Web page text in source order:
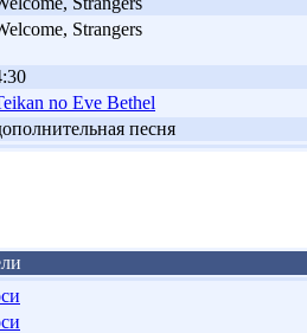
Strangers
no Eve Bethel
песня